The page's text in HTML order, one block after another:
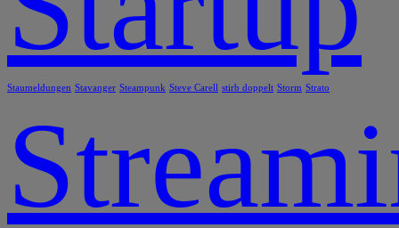
Staumeldungen Stavanger Steampunk Steve Carell stirb doppelt Storm Strato